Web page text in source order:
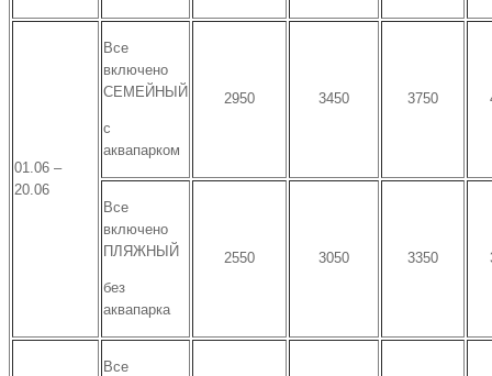
01.06 –
20.06
Все
включено
СЕМЕЙНЫЙ
с
аквапарком
2950 3450 3750
Все
включено
ПЛЯЖНЫЙ
без
аквапарка
2550 3050 3350
Все